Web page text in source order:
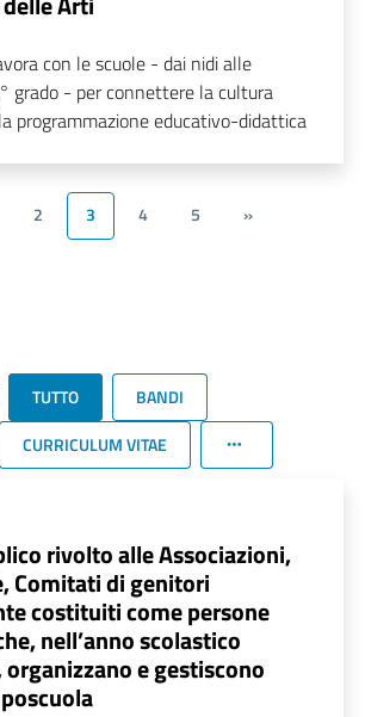
con le scuole - dai nidi alle
grado - per connettere la cultura
programmazione educativo-didattica
2 3 4 5 »
TUTTO
BANDI
CURRICULUM VITAE
rivolto alle Associazioni,
Comitati di genitori
costituiti come persone
nell’anno scolastico
e gestiscono